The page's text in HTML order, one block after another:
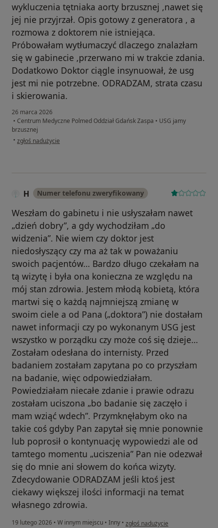
wykluczenia tętniaka aorty brzusznej ,nawet się
jej nie przyjrzał. Opis gotowy z generatora , a
rozmowa z doktorem nie istniejąca.
Próbowałam wytłumaczyć dlaczego znalazłam
się w gabinecie ,przerwano mi w trakcie zdania.
Dodatkowo Doktor ciągle insynuował, że usg
jest mi nie potrzebne. ODRADZAM, strata czasu
i skierowania.
26 marca 2026
• Centrum Medyczne Polmed Oddział Gdańsk Zaspa • USG jamy
brzusznej
• w opinii użytkownika Amelia
zgłoś nadużycie
H Numer telefonu zweryfikowany
Weszłam do gabinetu i nie usłyszałam nawet
„dzień dobry”, a gdy wychodziłam „do
widzenia”. Nie wiem czy doktor jest
niedosłyszący czy ma aż tak w poważaniu
swoich pacjentów… Bardzo długo czekałam na
tą wizytę i była ona konieczna ze względu na
mój stan zdrowia. Jestem młodą kobietą, która
martwi się o każdą najmniejszą zmianę w
swoim ciele a od Pana („doktora”) nie dostałam
nawet informacji czy po wykonanym USG jest
wszystko w porządku czy może coś się dzieje…
Zostałam odesłana do internisty. Przed
badaniem zostałam zapytana po co przyszłam
na badanie, więc odpowiedziałam.
Powiedziałam niecałe zdanie i prawie odrazu
zostałam uciszona „bo badanie się zaczęło i
mam wziąć wdech”. Przymknęłabym oko na
takie coś gdyby Pan zapytał się mnie ponownie
lub poprosił o kontynuację wypowiedzi ale od
tamtego momentu „uciszenia” Pan nie odezwał
się do mnie ani słowem do końca wizyty.
Zdecydowanie ODRADZAM jeśli ktoś jest
ciekawy większej ilości informacji na temat
własnego zdrowia.
19 lutego 2026 • W innym miejscu • Inny • w opinii użytkownika H
zgłoś nadużycie